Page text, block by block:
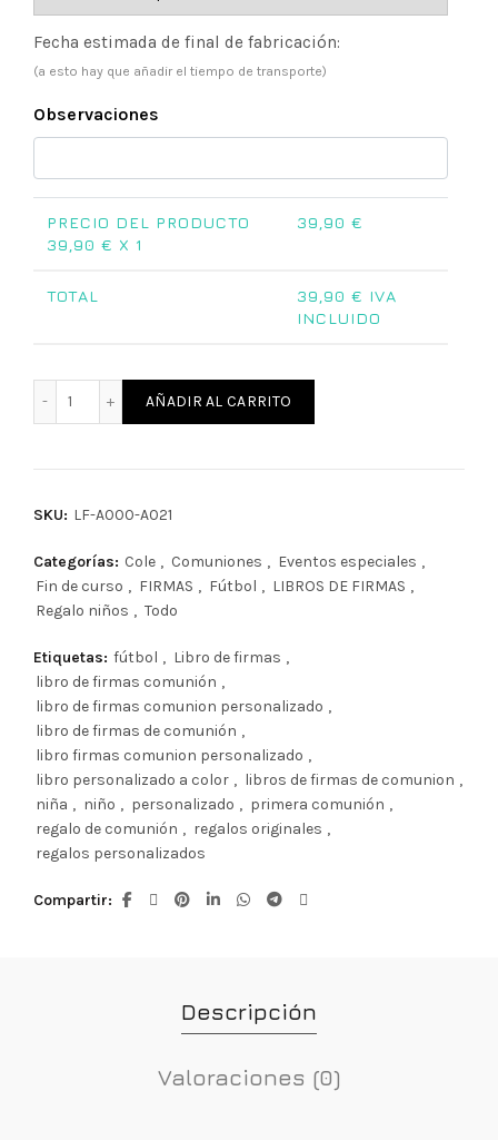
Fecha estimada de final de fabricación:
(a esto hay que añadir el tiempo de transporte)
Observaciones
PRECIO DEL PRODUCTO
39,90 € X 1
39,90 €
TOTAL 39,90 € IVA
INCLUIDO
Libro de firmas Comunión fútbol Villarreal cantidad
AÑADIR AL CARRITO
SKU: LF-A000-A021
Categorías: Cole , Comuniones , Eventos especiales ,
Fin de curso , FIRMAS , Fútbol , LIBROS DE FIRMAS ,
Regalo niños , Todo
Etiquetas: fútbol , Libro de firmas ,
libro de firmas comunión ,
libro de firmas comunion personalizado ,
libro de firmas de comunión ,
libro firmas comunion personalizado ,
libro personalizado a color , libros de firmas de comunion ,
niña , niño , personalizado , primera comunión ,
regalo de comunión , regalos originales ,
regalos personalizados
Compartir
Descripción
Valoraciones (0)